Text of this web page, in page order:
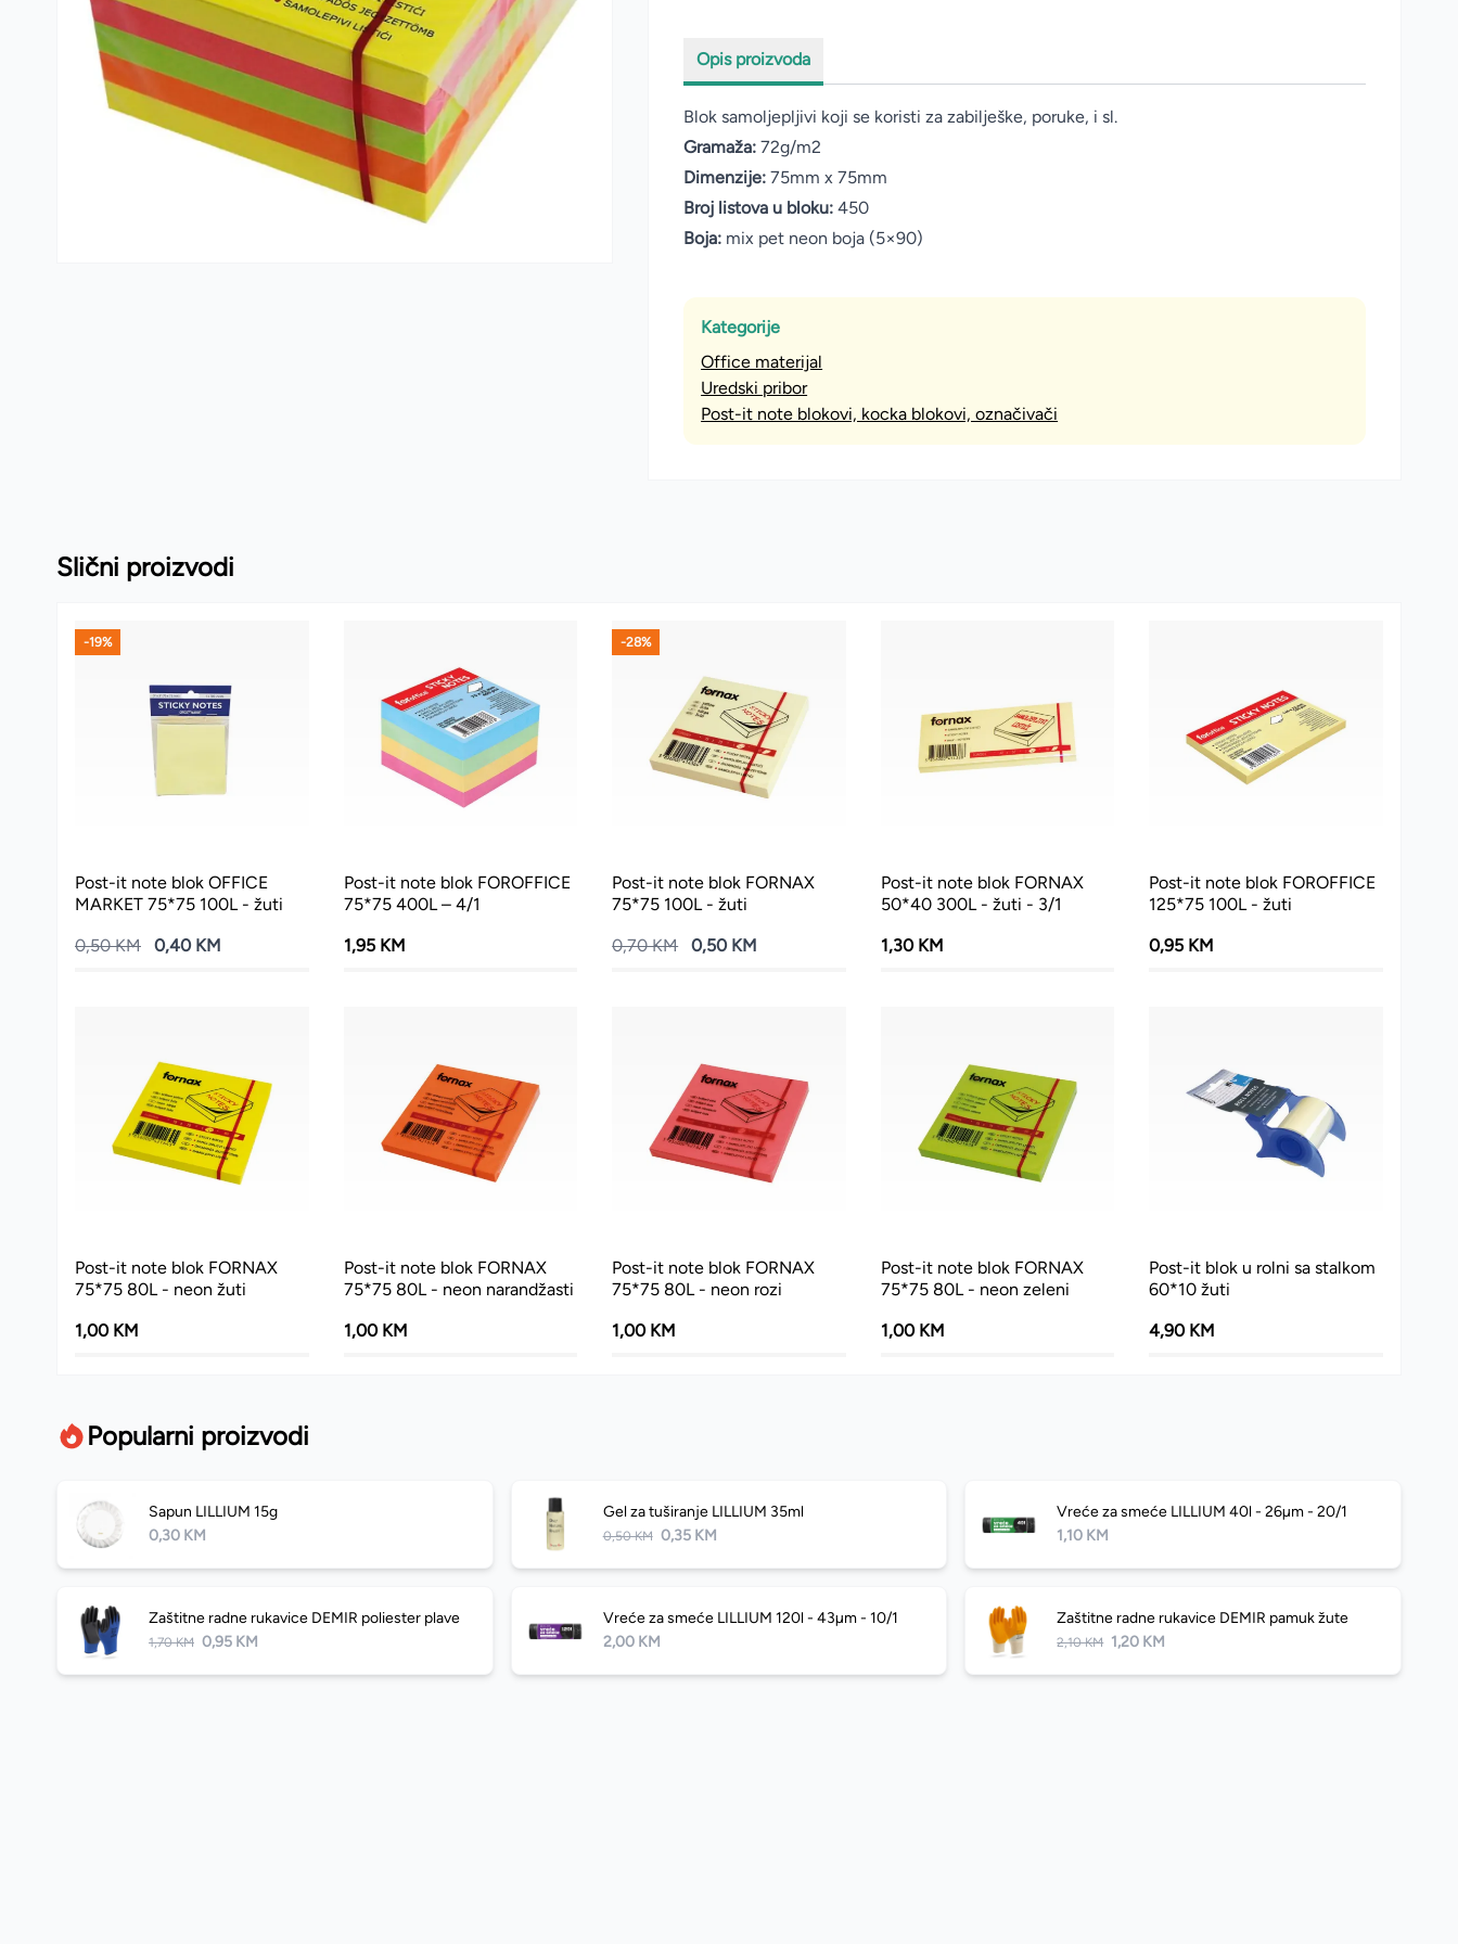
Kante i vreće za smeće
PVC kutije i korpe za veš
Hotelski asortiman
Sredstva za dezinfekciju
Profesionalne mašine
Opis proizvoda
Blok samoljepljivi koji se koristi za zabilješke, poruke, i sl.
Gramaža: 72g/m2
Dimenzije: 75mm x 75mm
Broj listova u bloku: 450
Boja: mix pet neon boja (5×90)
Kategorije
Office materijal
Uredski pribor
Post-it note blokovi, kocka blokovi, označivači
Slični proizvodi
Post-it note blok OFFICE
MARKET 75*75 100L - žuti
0,50 KM
0,40 KM
-19%
Post-it note blok FOROFFICE
75*75 400L – 4/1
1,95 KM
Post-it note blok FORNAX
75*75 100L - žuti
0,70 KM
0,50 KM
-28%
Post-it note blok FORNAX
50*40 300L - žuti - 3/1
1,30 KM
Post-it note blok FOROFFICE
125*75 100L - žuti
0,95 KM
Post-it note blok FORNAX
75*75 80L - neon žuti
1,00 KM
Post-it note blok FORNAX
75*75 80L - neon narandžasti
1,00 KM
Post-it note blok FORNAX
75*75 80L - neon rozi
1,00 KM
Post-it note blok FORNAX
75*75 80L - neon zeleni
1,00 KM
Post-it blok u rolni sa stalkom
60*10 žuti
4,90 KM
Popularni proizvodi
Sapun LILLIUM 15g
0,30 KM
Gel za tuširanje LILLIUM 35ml
0,50 KM 0,35 KM
Vreće za smeće LILLIUM 40l - 26µm - 20/1
1,10 KM
Zaštitne radne rukavice DEMIR poliester plave
1,70 KM 0,95 KM
Vreće za smeće LILLIUM 120l - 43µm - 10/1
2,00 KM
Zaštitne radne rukavice DEMIR pamuk žute
2,10 KM 1,20 KM